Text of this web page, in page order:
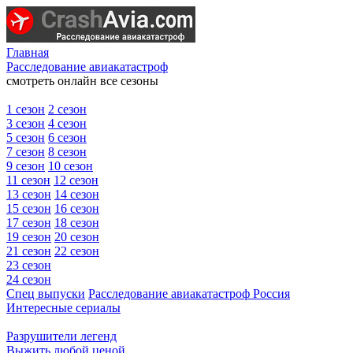
Главная
Расследование авиакатастроф
смотреть онлайн все сезоны
1 сезон 2 сезон
3 сезон 4 сезон
5 сезон 6 сезон
7 сезон 8 сезон
9 сезон 10 сезон
11 сезон 12 сезон
13 сезон 14 сезон
15 сезон 16 сезон
17 сезон 18 сезон
19 сезон 20 сезон
21 сезон 22 сезон
23 сезон
24 сезон
Спец выпуски Расследование авиакатастроф Россия
Интересные сериалы
Разрушители легенд
Выжить любой ценой